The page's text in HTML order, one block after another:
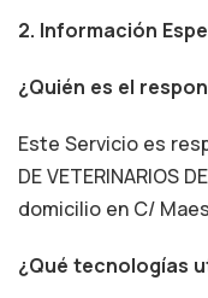
2. Información
¿Quién es el
Este Servicio es
DE VETERINARIOS
domicilio en C/
¿Qué tecnologías